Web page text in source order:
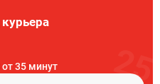
35 минут